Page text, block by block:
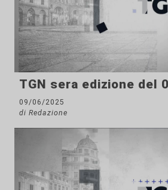
TGN sera edizione del
09/06/2025
di Redazione